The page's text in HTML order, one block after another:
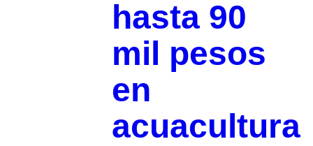
hasta 90
mil pesos
en
acuacultura